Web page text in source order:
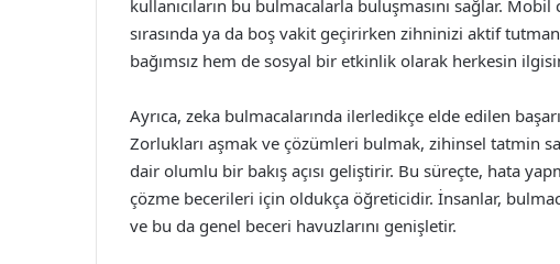
kullanıcıların bu bulmacalarla buluşmasını sağlar.
sırasında ya da boş vakit geçirirken zihninizi aktif
bağımsız hem de sosyal bir etkinlik olarak herkesin
Ayrıca, zeka bulmacalarında ilerledikçe elde edilen
Zorlukları aşmak ve çözümleri bulmak, zihinsel tatmin
dair olumlu bir bakış açısı geliştirir. Bu süreçte, hata
çözme becerileri için oldukça öğreticidir. İnsanlar,
ve bu da genel beceri havuzlarını genişletir.